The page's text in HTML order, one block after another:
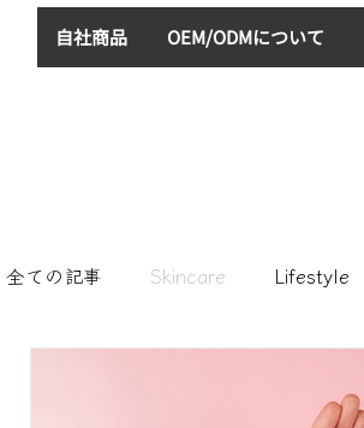
自社商品 OEM/ODMについて
全ての記事 Skincare Lifestyle